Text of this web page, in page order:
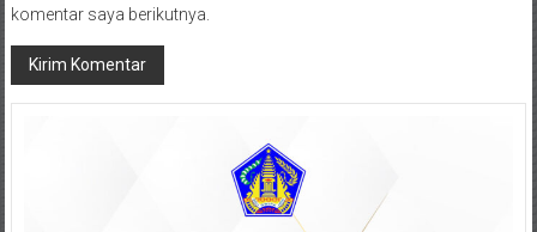
komentar saya berikutnya.